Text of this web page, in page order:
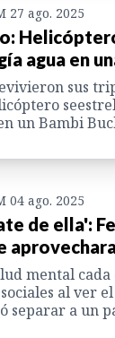
27 ago. 2025
agua en
sus
un Bambi
04 ago. 2025
de ella':
mental
al ver
separar a un